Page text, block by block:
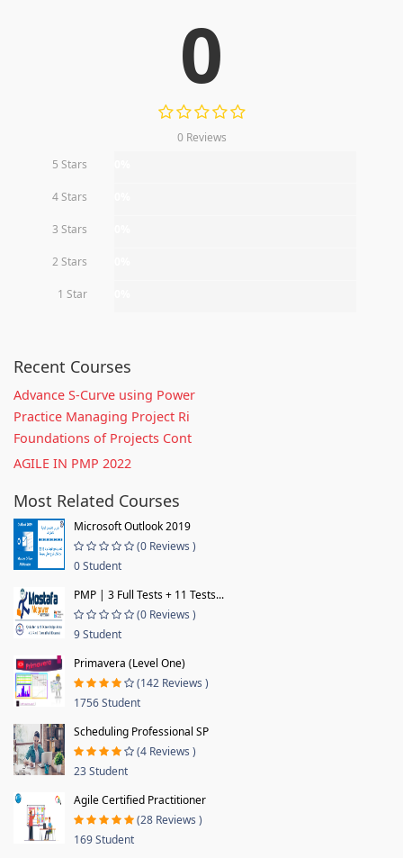
0
0 Reviews
5 Stars
4 Stars
3 Stars
2 Stars
1 Star
Recent Courses
Advance S-Curve using Power
Practice Managing Project Ri
Foundations of Projects Cont
AGILE IN PMP 2022
Most Related Courses
Microsoft Outlook 2019
(0 Reviews )
0 Student
PMP | 3 Full Tests + 11 Tests...
(0 Reviews )
9 Student
Primavera (Level One)
(142 Reviews )
1756 Student
Scheduling Professional SP
(4 Reviews )
23 Student
Agile Certified Practitioner
(28 Reviews )
169 Student